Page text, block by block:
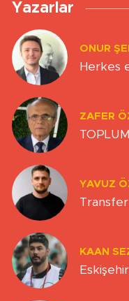
Yazarlar
ONUR
Herkes
ZAFER
YAVUZ
Transfer
KAAN